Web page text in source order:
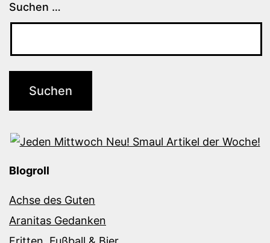
Suchen …
Blogroll
Achse des Guten
Aranitas Gedanken